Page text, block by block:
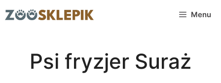
do
Menu
Psi fryzjer Suraż